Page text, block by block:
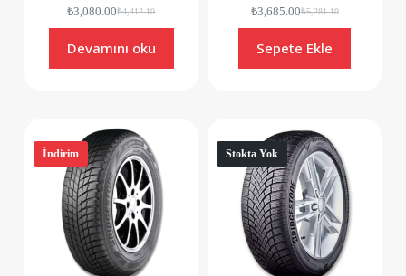
₺4,412.10
₺3,080.00
Devamını oku
₺5,281.10
₺3,685.00
Sepete Ekle
İndirim Stokta Yok